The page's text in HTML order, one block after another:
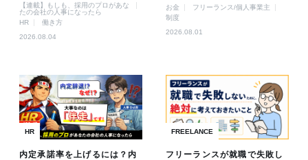
【連載】もしも、採用のプロがあな
たの会社の人事になったら
HR
働き方
2026.08.04
お金
フリーランス/個人事業主
制度
2026.08.01
HR
内定承諾率を上げるには？内
FREELANCE
フリーランスが就職で失敗し